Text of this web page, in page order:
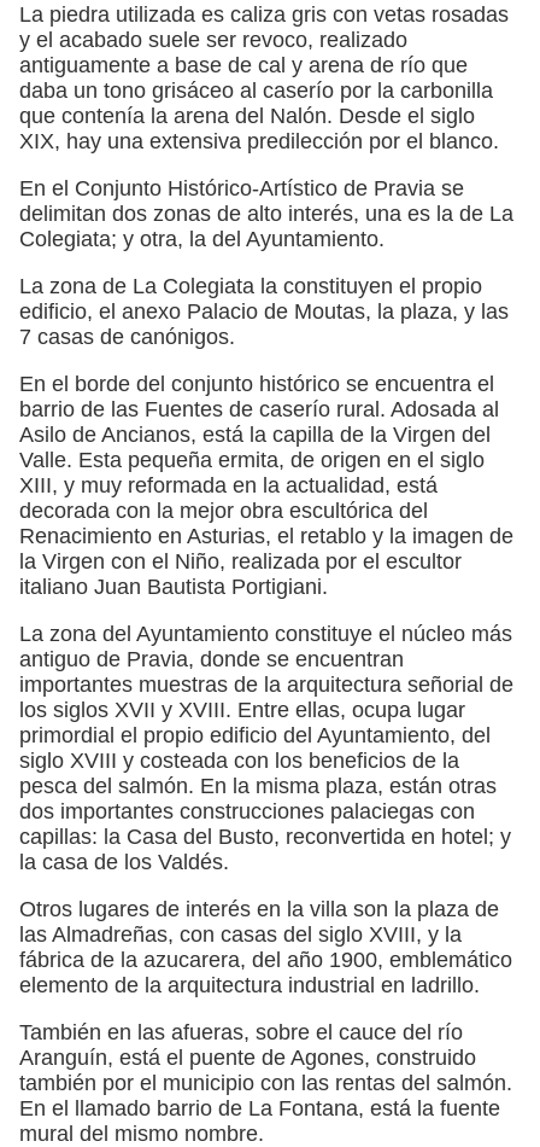
La piedra utilizada es caliza gris con vetas rosadas
y el acabado suele ser revoco, realizado
antiguamente a base de cal y arena de río que
daba un tono grisáceo al caserío por la carbonilla
que contenía la arena del Nalón. Desde el siglo
XIX, hay una extensiva predilección por el blanco.
En el Conjunto Histórico-Artístico de Pravia se
delimitan dos zonas de alto interés, una es la de La
Colegiata; y otra, la del Ayuntamiento.
La zona de La Colegiata la constituyen el propio
edificio, el anexo Palacio de Moutas, la plaza, y las
7 casas de canónigos.
En el borde del conjunto histórico se encuentra el
barrio de las Fuentes de caserío rural. Adosada al
Asilo de Ancianos, está la capilla de la Virgen del
Valle. Esta pequeña ermita, de origen en el siglo
XIII, y muy reformada en la actualidad, está
decorada con la mejor obra escultórica del
Renacimiento en Asturias, el retablo y la imagen de
la Virgen con el Niño, realizada por el escultor
italiano Juan Bautista Portigiani.
La zona del Ayuntamiento constituye el núcleo más
antiguo de Pravia, donde se encuentran
importantes muestras de la arquitectura señorial de
los siglos XVII y XVIII. Entre ellas, ocupa lugar
primordial el propio edificio del Ayuntamiento, del
siglo XVIII y costeada con los beneficios de la
pesca del salmón. En la misma plaza, están otras
dos importantes construcciones palaciegas con
capillas: la Casa del Busto, reconvertida en hotel; y
la casa de los Valdés.
Otros lugares de interés en la villa son la plaza de
las Almadreñas, con casas del siglo XVIII, y la
fábrica de la azucarera, del año 1900, emblemático
elemento de la arquitectura industrial en ladrillo.
También en las afueras, sobre el cauce del río
Aranguín, está el puente de Agones, construido
también por el municipio con las rentas del salmón.
En el llamado barrio de La Fontana, está la fuente
mural del mismo nombre.